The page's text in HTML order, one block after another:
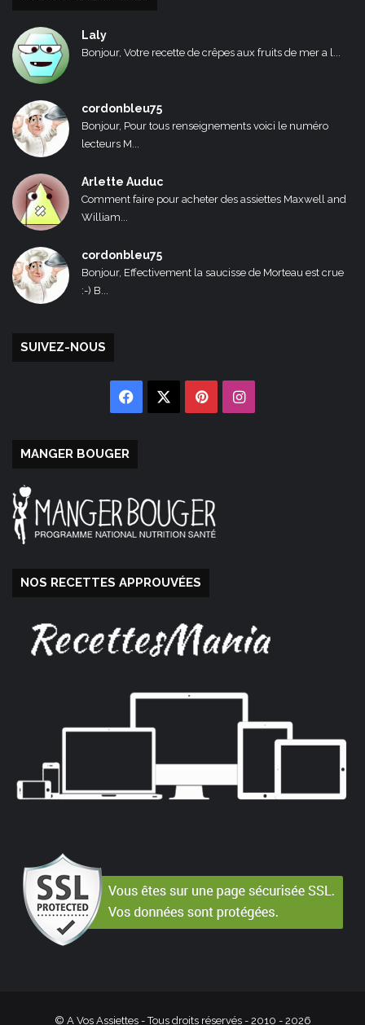
Laly
Bonjour, Votre recette de crêpes aux fruits de mer a l...
cordonbleu75
Bonjour, Pour tous renseignements voici le numéro
lecteurs M...
Arlette Auduc
Comment faire pour acheter des assiettes Maxwell and
William...
cordonbleu75
Bonjour, Effectivement la saucisse de Morteau est crue
:-) B...
SUIVEZ-NOUS
Facebook PinterestInstagram
MANGER BOUGER
NOS RECETTES APPROUVÉES
© A Vos Assiettes - Tous droits réservés - 2010 - 2026